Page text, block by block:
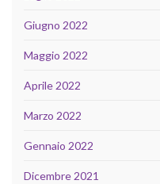
Giugno 2022
Maggio 2022
Aprile 2022
Marzo 2022
Gennaio 2022
Dicembre 2021